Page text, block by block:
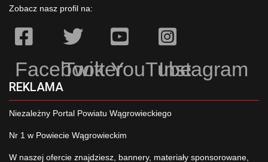
Zobacz nasz profil na:
Facebook
TwitterYouTubeInstagram
REKLAMA
Niezależny Portal Powiatu Wągrowieckiego
Nr 1 w Powiecie Wągrowieckim
W naszej ofercie znajdziesz, bannery, materiały sponsorowane,